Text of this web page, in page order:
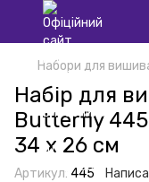
Набори для
Набір для
Butterfly
34 х 26 см
Артикул: 445